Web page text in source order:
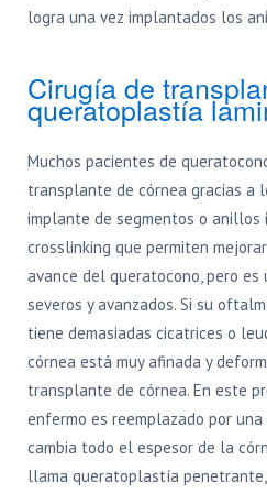
logra una vez implantados los
Cirugía de
queratoplastía
Muchos pacientes de
transplante de córnea gracias a
implante de segmentos o
crosslinking que permiten
avance del queratocono, pero es
severos y avanzados. Si su
tiene demasiadas cicatrices o
córnea está muy afinada y
transplante de córnea. En este
enfermo es reemplazado por
cambia todo el espesor de la
llama queratoplastía